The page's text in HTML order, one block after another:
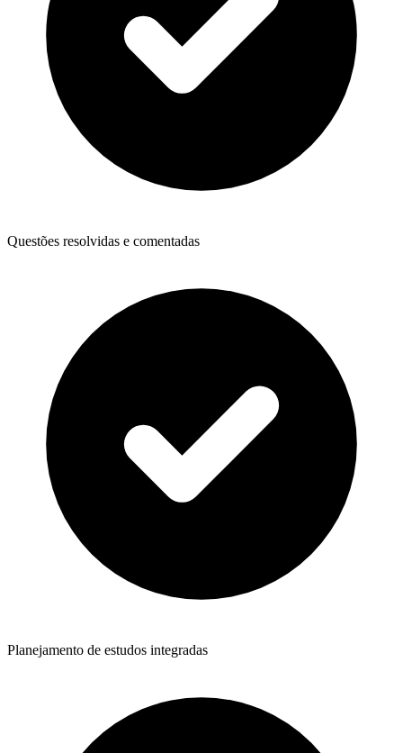
Questões resolvidas e comentadas
Planejamento de estudos integradas